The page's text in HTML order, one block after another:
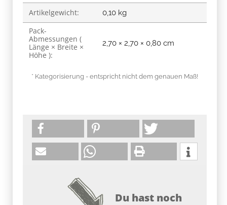
Artikelgewicht: 0,10 kg
Pack-
Abmessungen (
Länge × Breite ×
Höhe ):
2,70 × 2,70 × 0,80 cm
* Kategorisierung - entspricht nicht dem genauen Maß!
Du hast noch